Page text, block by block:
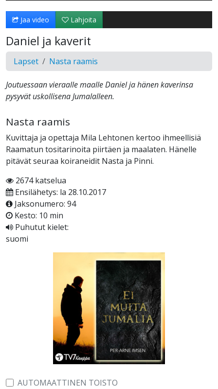
Jaa video Lahjoita
Daniel ja kaverit
Lapset Nasta raamis
Joutuessaan vieraalle maalle Daniel ja hänen kaverinsa
pysyvät uskollisena Jumalalleen.
Nasta raamis
Kuvittaja ja opettaja Mila Lehtonen kertoo ihmeellisiä
Raamatun tositarinoita piirtäen ja maalaten. Hänelle
pitävät seuraa koiraneidit Nasta ja Pinni.
2674 katselua
Ensilähetys: la 28.10.2017
Jaksonumero: 94
Kesto: 10 min
Puhutut kielet:
suomi
AUTOMAATTINEN TOISTO